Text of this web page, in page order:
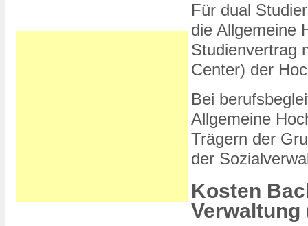
Für dual
die Allgemeine
Studienvertrag
Center) der
Bei
Allgemeine
Trägern der
der
Kosten
Verwaltung